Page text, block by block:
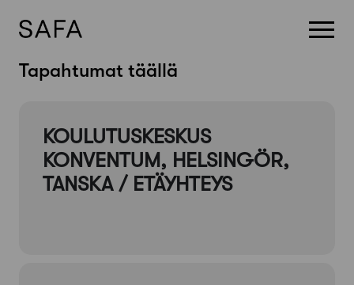
SkipTapahtumat täällä
KOULUTUSKESKUS
KONVENTUM, HELSINGÖR,
TANSKA / ETÄYHTEYS